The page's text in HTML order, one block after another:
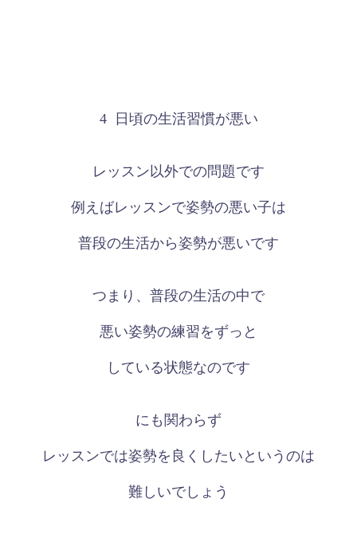
4 日頃の生活習慣が悪い
レッスン以外での問題です
例えばレッスンで姿勢の悪い子は
普段の生活から姿勢が悪いです
つまり、普段の生活の中で
悪い姿勢の練習をずっと
している状態なのです
にも関わらず
レッスンでは姿勢を良くしたいというのは
難しいでしょう